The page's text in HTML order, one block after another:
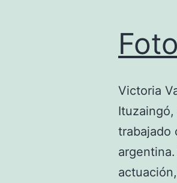
Victoria
Ituzaingó,
trabajado